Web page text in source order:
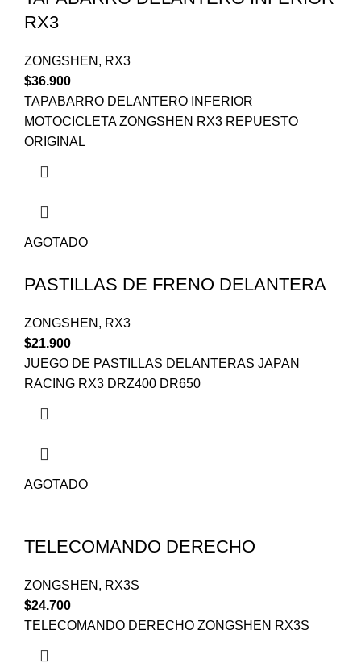
RX3
ZONGSHEN , RX3
$36.900
TAPABARRO DELANTERO INFERIOR
MOTOCICLETA ZONGSHEN RX3 REPUESTO
ORIGINAL
AGOTADO
PASTILLAS DE FRENO DELANTERA
ZONGSHEN , RX3
$21.900
JUEGO DE PASTILLAS DELANTERAS JAPAN
RACING RX3 DRZ400 DR650
AGOTADO
TELECOMANDO DERECHO
ZONGSHEN , RX3S
$24.700
TELECOMANDO DERECHO ZONGSHEN RX3S